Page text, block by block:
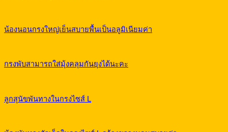
น้องนอนกรงใหญ่เย็นสบายพื้นเป็นอลูมิเนียมค่า
กรงพับสามารถใส่มุ้งคลุมกันยุงได้นะคะ
ลูกสุนัขพันทางในกรงไซส์ L